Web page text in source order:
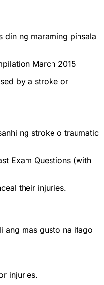
din ng maraming pinsala
March 2015
by a stroke or
ng stroke o traumatic
Exam Questions (with
their injuries.
ang mas gusto na itago
injuries.